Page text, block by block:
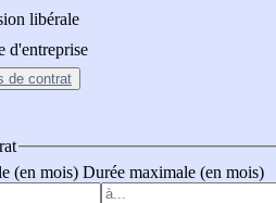
libérale
d'entreprise
de contrat
(en mois) Durée maximale (en mois)